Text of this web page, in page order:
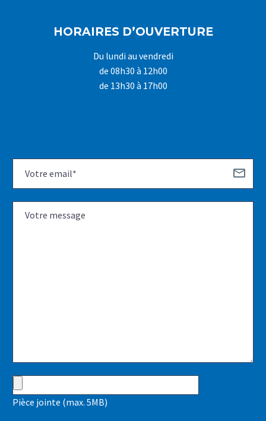
HORAIRES D’OUVERTURE
Du lundi au vendredi
de 08h30 à 12h00
de 13h30 à 17h00
Pièce jointe (max. 5MB)